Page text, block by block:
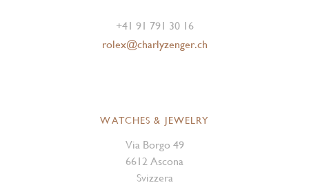
+41 91 791 30 16
rolex@charlyzenger.ch
WATCHES & JEWELRY
Via Borgo 49
6612 Ascona
Svizzera